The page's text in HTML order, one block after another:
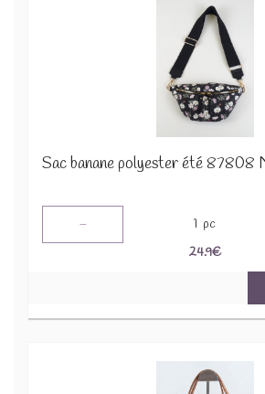
Sac banane polyester été 87808
- 1 pc
24.9€